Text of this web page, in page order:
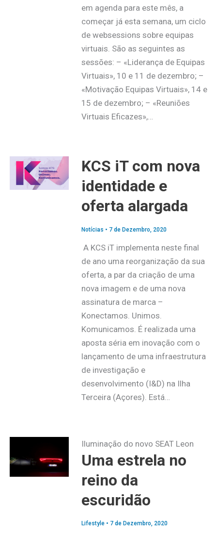
em agenda para este mês, a
começar já esta semana, um ciclo
de websessions sobre equipas
virtuais. São as seguintes as
sessões: – «Liderança de Equipas
Virtuais», 10 e 11 de dezembro; –
«Motivação Equipas Virtuais», 14 e
15 de dezembro; – «Reuniões
Virtuais Eficazes»,…
KCS iT com nova
identidade e
oferta alargada
Notícias • 7 de Dezembro, 2020
A KCS iT implementa neste final
de ano uma reorganização da sua
oferta, a par da criação de uma
nova imagem e de uma nova
assinatura de marca –
Konectamos. Unimos.
Komunicamos. É realizada uma
aposta séria em inovação com o
lançamento de uma infraestrutura
de investigação e
desenvolvimento (I&D) na Ilha
Terceira (Açores). Está…
Iluminação do novo SEAT Leon
Uma estrela no
reino da
escuridão
Lifestyle• 7 de Dezembro, 2020